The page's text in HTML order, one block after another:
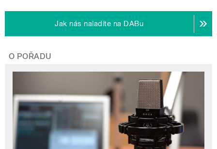
Jak nás naladíte na DABu
O POŘADU